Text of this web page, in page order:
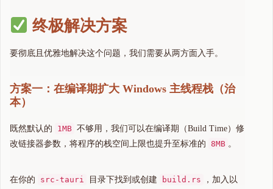
终极解决方案
要彻底且优雅地解决这个问题，我们需要从两方面入手。
方案一：在编译期扩大 Windows 主线程栈（治
本）
既然默认的 1MB 不够用，我们可以在编译期（Build Time）修
改链接器参数，将程序的栈空间上限也提升至标准的 8MB 。
在你的 src-tauri 目录下找到或创建 build.rs
，加入以